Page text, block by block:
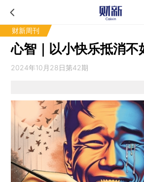
财新周刊
心智｜以小快乐抵消不
2024年10月28日第42期